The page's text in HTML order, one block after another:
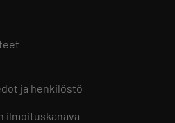
ja henkilöstö
ilmoituskanava